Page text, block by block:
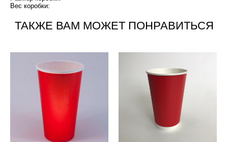
Вес коробки:
ТАКЖЕ ВАМ МОЖЕТ ПОНРАВИТЬСЯ